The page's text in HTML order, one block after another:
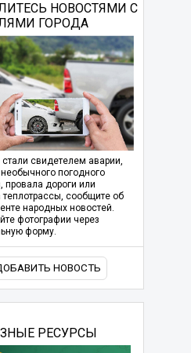
НОВОСТЯМИ С
ГОРОДА
свидетелем аварии,
погодного
провала дороги или
теплотрассы, сообщите об
народных новостей.
фотографии через
форму.
НОВОСТЬ
РЕСУРСЫ